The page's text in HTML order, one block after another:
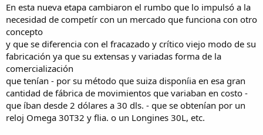
En esta nueva etapa cambiaron el rumbo que lo impulsó a la
necesidad de competír con un mercado que funciona con otro
concepto
y que se diferencia con el fracazado y crítico viejo modo de su
fabricación ya que su extensas y variadas forma de la
comercialización
que tenían - por su método que suiza disponíia en esa gran
cantidad de fábrica de movimientos que variaban en costo -
que íban desde 2 dólares a 30 dls. - que se obtenían por un
reloj Omega 30T32 y flia. o un Longines 30L, etc.